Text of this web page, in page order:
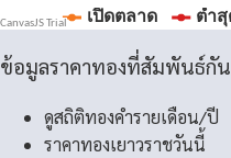
ข้อมูลราคาทองที่สัมพันธ์กัน
ดูสถิติทองคำรายเดือน/ปี
ราคาทองเยาวราชวันนี้